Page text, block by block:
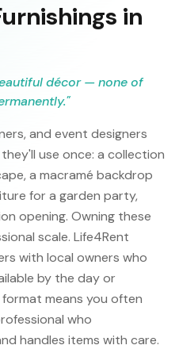
in
décor — none of
"
and event designers
use once: a collection
a macramé backdrop
for a garden party,
opening. Owning these
scale. Life4Rent
with local owners who
by the day or
means you often
who
handles items with care.